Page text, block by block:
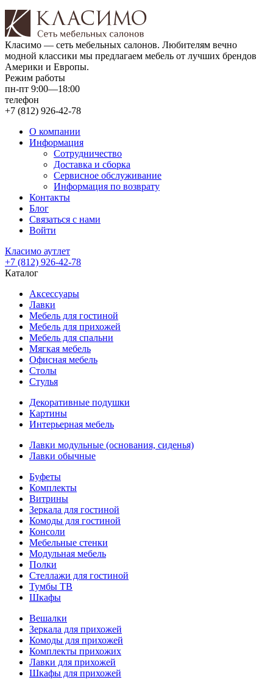
Класимо — cеть мебельных салонов. Любителям вечно
модной классики мы предлагаем мебель от лучших брендов
Америки и Европы.
Режим работы
пн-пт 9:00—18:00
телефон
+7 (812) 926-42-78
О компании
Информация
Сотрудничество
Доставка и сборка
Сервисное обслуживание
Информация по возврату
Контакты
Блог
Связаться с нами
Войти
Класимо аутлет
+7 (812) 926-42-78
Каталог
Аксессуары
Лавки
Мебель для гостиной
Мебель для прихожей
Мебель для спальни
Мягкая мебель
Офисная мебель
Столы
Стулья
Декоративные подушки
Картины
Интерьерная мебель
Лавки модульные (основания, сиденья)
Лавки обычные
Буфеты
Комплекты
Витрины
Зеркала для гостиной
Комоды для гостиной
Консоли
Мебельные стенки
Модульная мебель
Полки
Стеллажи для гостиной
Тумбы ТВ
Шкафы
Вешалки
Зеркала для прихожей
Комоды для прихожей
Комплекты прихожих
Лавки для прихожей
Шкафы для прихожей